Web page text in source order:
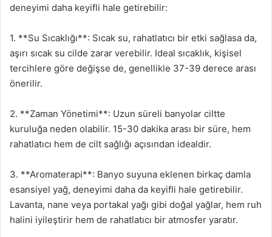
deneyimi daha keyifli hale getirebilir:
1. **Su Sıcaklığı**: Sıcak su, rahatlatıcı bir etki sağlasa da,
aşırı sıcak su cilde zarar verebilir. Ideal sıcaklık, kişisel
tercihlere göre değişse de, genellikle 37-39 derece arası
önerilir.
2. **Zaman Yönetimi**: Uzun süreli banyolar ciltte
kuruluğa neden olabilir. 15-30 dakika arası bir süre, hem
rahatlatıcı hem de cilt sağlığı açısından idealdir.
3. **Aromaterapi**: Banyo suyuna eklenen birkaç damla
esansiyel yağ, deneyimi daha da keyifli hale getirebilir.
Lavanta, nane veya portakal yağı gibi doğal yağlar, hem ruh
halini iyileştirir hem de rahatlatıcı bir atmosfer yaratır.